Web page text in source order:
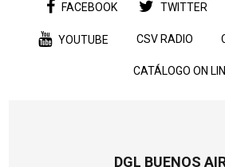
FACEBOOK TWITTER
YOUTUBE CSV RADIO
CATÁLOGO ON
DGL BUENOS